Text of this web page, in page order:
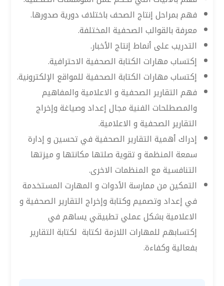
فهم بمراحل إنتاج الصحف باختلاف دورية صدورها.
معرفة بالقوالب الصحفية المختلفة.
التدريب على أنماط إنتاج الأخبار.
إكتساب مهارات الكتابة الصحفية الاحترافية.
إكتساب مهارات الكتابة الصحفية للمواقع الإلكترونية.
فهم التقارير الصحفية و الاعلامية والمفاهيم
والمصطلحات الفنية مجال إعداد وصياغة وإخراج
التقارير الصحفية و الاعلامية.
إدراك أهمية التقارير الصحفية في تحسين و إدارة
سمعة المنظمة و تقوية صلتها مكانتها و ميزتها
التنافسية مع المنظمات الاخرى.
التمكين من ممارسة الأدوات و المهارت المستخدمة
في إعداد وتصميم وكتابة وإخراج التقارير الصحفية و
الاعلامية بشكل عملي تطبيقي يساهم في
إكتسابهم للمهارات اللازمة لكتابة لكتابة التقارير
بفعالية وكفاءة.